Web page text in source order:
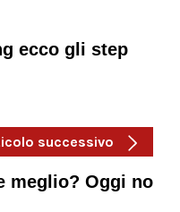
ecco gli step
successivo
meglio? Oggi no